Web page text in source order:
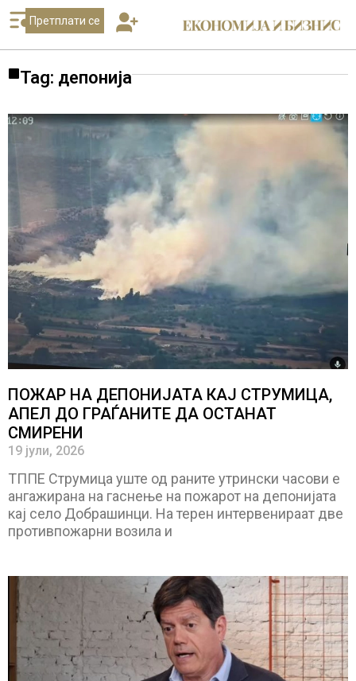
Претплати се
Tag: депонија
ПОЖАР НА ДЕПОНИЈАТА КАЈ СТРУМИЦА,
АПЕЛ ДО ГРАЃАНИТЕ ДА ОСТАНАТ
СМИРЕНИ
19 јули, 2026
ТППЕ Струмица уште од раните утрински часови е
ангажирана на гаснење на пожарот на депонијата
кај село Добрашинци. На терен интервенираат две
противпожарни возила и